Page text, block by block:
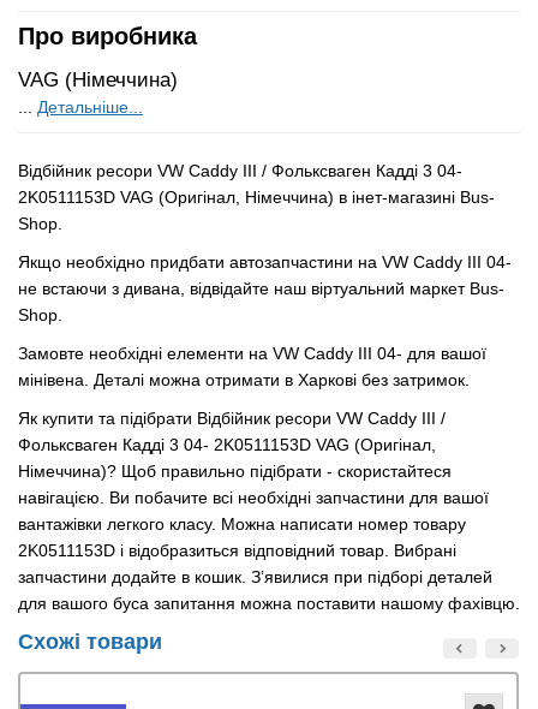
Про виробника
VAG (Німеччина)
Детальніше...
Відбійник ресори VW Caddy III / Фольксваген Кадді 3 04-
2K0511153D VAG (Оригінал, Німеччина) в інет-магазині Bus-
Shop.
Якщо необхідно придбати автозапчастини на VW Caddy III 04-
не встаючи з дивана, відвідайте наш віртуальний маркет Bus-
Shop.
Замовте необхідні елементи на VW Caddy III 04- для вашої
мінівена. Деталі можна отримати в Харкові без затримок.
Як купити та підібрати Відбійник ресори VW Caddy III /
Фольксваген Кадді 3 04- 2K0511153D VAG (Оригінал,
Німеччина)? Щоб правильно підібрати - скористайтеся
навігацією. Ви побачите всі необхідні запчастини для вашої
вантажівки легкого класу. Можна написати номер товару
2K0511153D і відобразиться відповідний товар. Вибрані
запчастини додайте в кошик. З’явилися при підборі деталей
для вашого буса запитання можна поставити нашому фахівцю.
Схожі товари